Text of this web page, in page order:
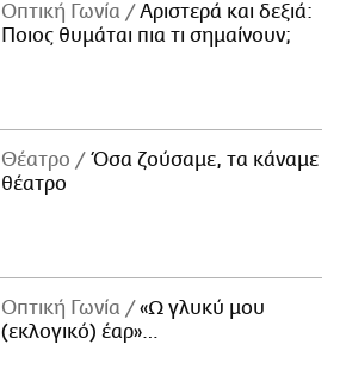
Οπτική Γωνία
Αριστερά και δεξιά:
Ποιος θυμάται πια τι σημαίνουν;
Θέατρο
Όσα ζούσαμε, τα κάναμε
θέατρο
Οπτική Γωνία
«Ω γλυκύ μου
(εκλογικό) έαρ»…